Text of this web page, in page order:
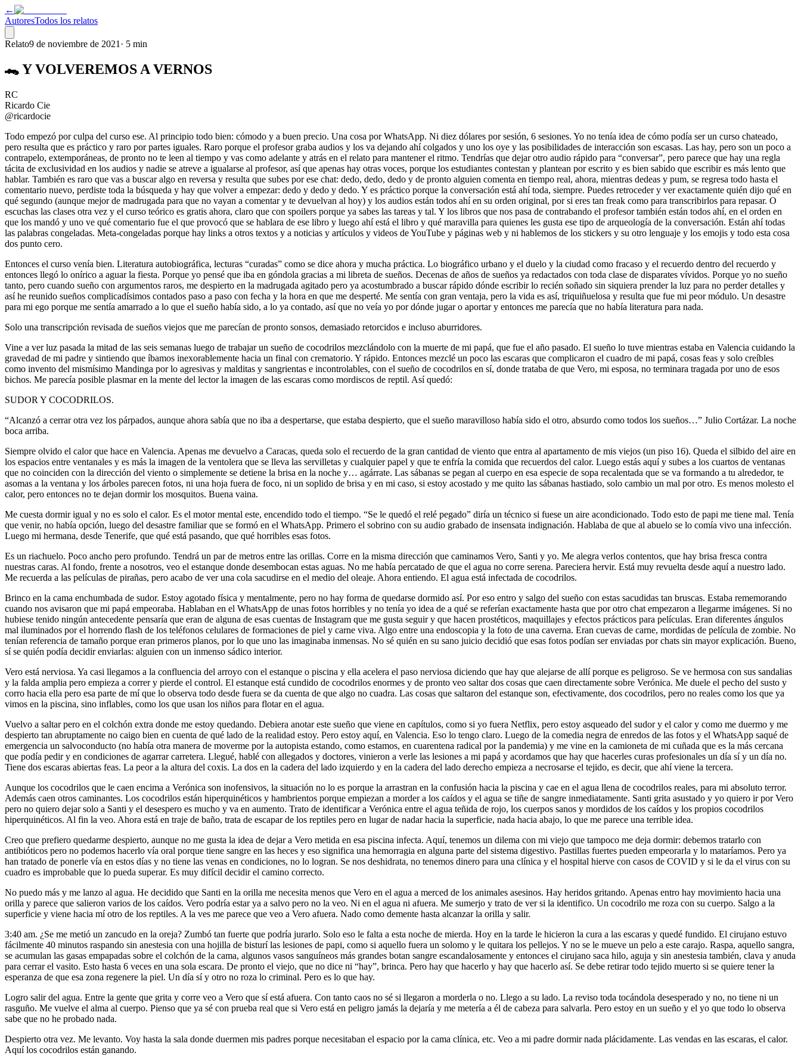
←
AutoresTodos los relatos
Relato9 de noviembre de 2021 · 5 min
🐊 Y VOLVEREMOS A VERNOS
RC
Ricardo Cie
@ricardocie
Todo empezó por culpa del curso ese. Al principio todo bien: cómodo y a buen precio. Una cosa por WhatsApp. Ni diez dólares por sesión, 6 sesiones. Yo no tenía idea de cómo podía ser un curso chateado,
pero resulta que es práctico y raro por partes iguales. Raro porque el profesor graba audios y los va dejando ahí colgados y uno los oye y las posibilidades de interacción son escasas. Las hay, pero son un poco a
contrapelo, extemporáneas, de pronto no te leen al tiempo y vas como adelante y atrás en el relato para mantener el ritmo. Tendrías que dejar otro audio rápido para “conversar”, pero parece que hay una regla
tácita de exclusividad en los audios y nadie se atreve a igualarse al profesor, así que apenas hay otras voces, porque los estudiantes contestan y plantean por escrito y es bien sabido que escribir es más lento que
hablar. También es raro que vas a buscar algo en reversa y resulta que subes por ese chat: dedo, dedo, dedo y de pronto alguien comenta en tiempo real, ahora, mientras dedeas y pum, se regresa todo hasta el
comentario nuevo, perdiste toda la búsqueda y hay que volver a empezar: dedo y dedo y dedo. Y es práctico porque la conversación está ahí toda, siempre. Puedes retroceder y ver exactamente quién dijo qué en
qué segundo (aunque mejor de madrugada para que no vayan a comentar y te devuelvan al hoy) y los audios están todos ahí en su orden original, por si eres tan freak como para transcribirlos para repasar. O
escuchas las clases otra vez y el curso teórico es gratis ahora, claro que con spoilers porque ya sabes las tareas y tal. Y los libros que nos pasa de contrabando el profesor también están todos ahí, en el orden en
que los mandó y uno ve qué comentario fue el que provocó que se hablara de ese libro y luego ahí está el libro y qué maravilla para quienes les gusta ese tipo de arqueología de la conversación. Están ahí todas
las palabras congeladas. Meta-congeladas porque hay links a otros textos y a noticias y artículos y videos de YouTube y páginas web y ni hablemos de los stickers y su otro lenguaje y los emojis y todo esta cosa
dos punto cero.
Entonces el curso venía bien. Literatura autobiográfica, lecturas “curadas” como se dice ahora y mucha práctica. Lo biográfico urbano y el duelo y la ciudad como fracaso y el recuerdo dentro del recuerdo y
entonces llegó lo onírico a aguar la fiesta. Porque yo pensé que iba en góndola gracias a mi libreta de sueños. Decenas de años de sueños ya redactados con toda clase de disparates vívidos. Porque yo no sueño
tanto, pero cuando sueño con argumentos raros, me despierto en la madrugada agitado pero ya acostumbrado a buscar rápido dónde escribir lo recién soñado sin siquiera prender la luz para no perder detalles y
así he reunido sueños complicadísimos contados paso a paso con fecha y la hora en que me desperté. Me sentía con gran ventaja, pero la vida es así, triquiñuelosa y resulta que fue mi peor módulo. Un desastre
para mi ego porque me sentía amarrado a lo que el sueño había sido, a lo ya contado, así que no veía yo por dónde jugar o aportar y entonces me parecía que no había literatura para nada.
Solo una transcripción revisada de sueños viejos que me parecían de pronto sonsos, demasiado retorcidos e incluso aburridores.
Vine a ver luz pasada la mitad de las seis semanas luego de trabajar un sueño de cocodrilos mezclándolo con la muerte de mi papá, que fue el año pasado. El sueño lo tuve mientras estaba en Valencia cuidando la
gravedad de mi padre y sintiendo que íbamos inexorablemente hacia un final con crematorio. Y rápido. Entonces mezclé un poco las escaras que complicaron el cuadro de mi papá, cosas feas y solo creíbles
como invento del mismísimo Mandinga por lo agresivas y malditas y sangrientas e incontrolables, con el sueño de cocodrilos en sí, donde trataba de que Vero, mi esposa, no terminara tragada por uno de esos
bichos. Me parecía posible plasmar en la mente del lector la imagen de las escaras como mordiscos de reptil. Así quedó:
SUDOR Y COCODRILOS.
“Alcanzó a cerrar otra vez los párpados, aunque ahora sabía que no iba a despertarse, que estaba despierto, que el sueño maravilloso había sido el otro, absurdo como todos los sueños…” Julio Cortázar. La noche
boca arriba.
Siempre olvido el calor que hace en Valencia. Apenas me devuelvo a Caracas, queda solo el recuerdo de la gran cantidad de viento que entra al apartamento de mis viejos (un piso 16). Queda el silbido del aire en
los espacios entre ventanales y es más la imagen de la ventolera que se lleva las servilletas y cualquier papel y que te enfría la comida que recuerdos del calor. Luego estás aquí y subes a los cuartos de ventanas
que no coinciden con la dirección del viento o simplemente se detiene la brisa en la noche y… agárrate. Las sábanas se pegan al cuerpo en esa especie de sopa recalentada que se va formando a tu alrededor, te
asomas a la ventana y los árboles parecen fotos, ni una hoja fuera de foco, ni un soplido de brisa y en mi caso, si estoy acostado y me quito las sábanas hastiado, solo cambio un mal por otro. Es menos molesto el
calor, pero entonces no te dejan dormir los mosquitos. Buena vaina.
Me cuesta dormir igual y no es solo el calor. Es el motor mental este, encendido todo el tiempo. “Se le quedó el relé pegado” diría un técnico si fuese un aire acondicionado. Todo esto de papi me tiene mal. Tenía
que venir, no había opción, luego del desastre familiar que se formó en el WhatsApp. Primero el sobrino con su audio grabado de insensata indignación. Hablaba de que al abuelo se lo comía vivo una infección.
Luego mi hermana, desde Tenerife, que qué está pasando, que qué horribles esas fotos.
Es un riachuelo. Poco ancho pero profundo. Tendrá un par de metros entre las orillas. Corre en la misma dirección que caminamos Vero, Santi y yo. Me alegra verlos contentos, que hay brisa fresca contra
nuestras caras. Al fondo, frente a nosotros, veo el estanque donde desembocan estas aguas. No me había percatado de que el agua no corre serena. Pareciera hervir. Está muy revuelta desde aquí a nuestro lado.
Me recuerda a las películas de pirañas, pero acabo de ver una cola sacudirse en el medio del oleaje. Ahora entiendo. El agua está infectada de cocodrilos.
Brinco en la cama enchumbada de sudor. Estoy agotado física y mentalmente, pero no hay forma de quedarse dormido así. Por eso entro y salgo del sueño con estas sacudidas tan bruscas. Estaba rememorando
cuando nos avisaron que mi papá empeoraba. Hablaban en el WhatsApp de unas fotos horribles y no tenía yo idea de a qué se referían exactamente hasta que por otro chat empezaron a llegarme imágenes. Si no
hubiese tenido ningún antecedente pensaría que eran de alguna de esas cuentas de Instagram que me gusta seguir y que hacen prostéticos, maquillajes y efectos prácticos para películas. Eran diferentes ángulos
mal iluminados por el horrendo flash de los teléfonos celulares de formaciones de piel y carne viva. Algo entre una endoscopia y la foto de una caverna. Eran cuevas de carne, mordidas de película de zombie. No
tenían referencia de tamaño porque eran primeros planos, por lo que uno las imaginaba inmensas. No sé quién en su sano juicio decidió que esas fotos podían ser enviadas por chats sin mayor explicación. Bueno,
sí se quién podía decidir enviarlas: alguien con un inmenso sádico interior.
Vero está nerviosa. Ya casi llegamos a la confluencia del arroyo con el estanque o piscina y ella acelera el paso nerviosa diciendo que hay que alejarse de allí porque es peligroso. Se ve hermosa con sus sandalias
y la falda amplia pero empieza a correr y pierde el control. El estanque está cundido de cocodrilos enormes y de pronto veo saltar dos cosas que caen directamente sobre Verónica. Me duele el pecho del susto y
corro hacia ella pero esa parte de mí que lo observa todo desde fuera se da cuenta de que algo no cuadra. Las cosas que saltaron del estanque son, efectivamente, dos cocodrilos, pero no reales como los que ya
vimos en la piscina, sino inflables, como los que usan los niños para flotar en el agua.
Vuelvo a saltar pero en el colchón extra donde me estoy quedando. Debiera anotar este sueño que viene en capítulos, como si yo fuera Netflix, pero estoy asqueado del sudor y el calor y como me duermo y me
despierto tan abruptamente no caigo bien en cuenta de qué lado de la realidad estoy. Pero estoy aquí, en Valencia. Eso lo tengo claro. Luego de la comedia negra de enredos de las fotos y el WhatsApp saqué de
emergencia un salvoconducto (no había otra manera de moverme por la autopista estando, como estamos, en cuarentena radical por la pandemia) y me vine en la camioneta de mi cuñada que es la más cercana
que podía pedir y en condiciones de agarrar carretera. Llegué, hablé con allegados y doctores, vinieron a verle las lesiones a mi papá y acordamos que hay que hacerles curas profesionales un día sí y un día no.
Tiene dos escaras abiertas feas. La peor a la altura del coxis. La dos en la cadera del lado izquierdo y en la cadera del lado derecho empieza a necrosarse el tejido, es decir, que ahí viene la tercera.
Aunque los cocodrilos que le caen encima a Verónica son inofensivos, la situación no lo es porque la arrastran en la confusión hacia la piscina y cae en el agua llena de cocodrilos reales, para mi absoluto terror.
Además caen otros caminantes. Los cocodrilos están hiperquinéticos y hambrientos porque empiezan a morder a los caídos y el agua se tiñe de sangre inmediatamente. Santi grita asustado y yo quiero ir por Vero
pero no quiero dejar solo a Santi y el desespero es mucho y va en aumento. Trato de identificar a Verónica entre el agua teñida de rojo, los cuerpos sanos y mordidos de los caídos y los propios cocodrilos
hiperquinéticos. Al fin la veo. Ahora está en traje de baño, trata de escapar de los reptiles pero en lugar de nadar hacia la superficie, nada hacia abajo, lo que me parece una terrible idea.
Creo que prefiero quedarme despierto, aunque no me gusta la idea de dejar a Vero metida en esa piscina infecta. Aquí, tenemos un dilema con mi viejo que tampoco me deja dormir: debemos tratarlo con
antibióticos pero no podemos hacerlo vía oral porque tiene sangre en las heces y eso significa una hemorragia en alguna parte del sistema digestivo. Pastillas fuertes pueden empeorarla y lo mataríamos. Pero ya
han tratado de ponerle vía en estos días y no tiene las venas en condiciones, no lo logran. Se nos deshidrata, no tenemos dinero para una clínica y el hospital hierve con casos de COVID y si le da el virus con su
cuadro es improbable que lo pueda superar. Es muy difícil decidir el camino correcto.
No puedo más y me lanzo al agua. He decidido que Santi en la orilla me necesita menos que Vero en el agua a merced de los animales asesinos. Hay heridos gritando. Apenas entro hay movimiento hacia una
orilla y parece que salieron varios de los caídos. Vero podría estar ya a salvo pero no la veo. Ni en el agua ni afuera. Me sumerjo y trato de ver si la identifico. Un cocodrilo me roza con su cuerpo. Salgo a la
superficie y viene hacia mí otro de los reptiles. A la ves me parece que veo a Vero afuera. Nado como demente hasta alcanzar la orilla y salir.
3:40 am. ¿Se me metió un zancudo en la oreja? Zumbó tan fuerte que podría jurarlo. Solo eso le falta a esta noche de mierda. Hoy en la tarde le hicieron la cura a las escaras y quedé fundido. El cirujano estuvo
fácilmente 40 minutos raspando sin anestesia con una hojilla de bisturí las lesiones de papi, como si aquello fuera un solomo y le quitara los pellejos. Y no se le mueve un pelo a este carajo. Raspa, aquello sangra,
se acumulan las gasas empapadas sobre el colchón de la cama, algunos vasos sanguíneos más grandes botan sangre escandalosamente y entonces el cirujano saca hilo, aguja y sin anestesia también, clava y anuda
para cerrar el vasito. Esto hasta 6 veces en una sola escara. De pronto el viejo, que no dice ni “hay”, brinca. Pero hay que hacerlo y hay que hacerlo así. Se debe retirar todo tejido muerto si se quiere tener la
esperanza de que esa zona regenere la piel. Un día sí y otro no roza lo criminal. Pero es lo que hay.
Logro salir del agua. Entre la gente que grita y corre veo a Vero que sí está afuera. Con tanto caos no sé si llegaron a morderla o no. Llego a su lado. La reviso toda tocándola desesperado y no, no tiene ni un
rasguño. Me vuelve el alma al cuerpo. Pienso que ya sé con prueba real que si Vero está en peligro jamás la dejaría y me metería a él de cabeza para salvarla. Pero estoy en un sueño y el yo que todo lo observa
sabe que no he probado nada.
Despierto otra vez. Me levanto. Voy hasta la sala donde duermen mis padres porque necesitaban el espacio por la cama clínica, etc. Veo a mi padre dormir nada plácidamente. Las vendas en las escaras, el calor.
Aquí los cocodrilos están ganando.